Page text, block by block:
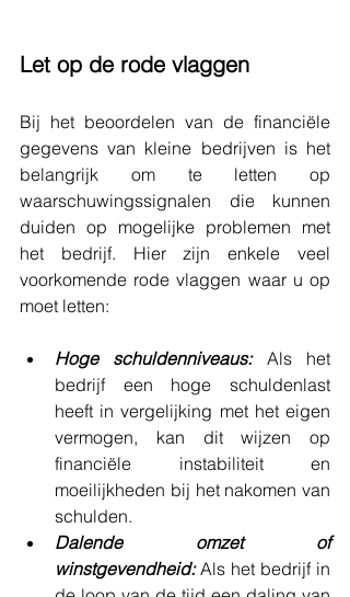
Let op de rode vlaggen
Bij het beoordelen van de financiële
gegevens van kleine bedrijven is het
belangrijk om te letten op
waarschuwingssignalen die kunnen
duiden op mogelijke problemen met
het bedrijf. Hier zijn enkele veel
voorkomende rode vlaggen waar u op
moet letten:
Hoge schuldenniveaus: Als het
bedrijf een hoge schuldenlast
heeft in vergelijking met het eigen
vermogen, kan dit wijzen op
financiële instabiliteit en
moeilijkheden bij het nakomen van
schulden.
Dalende omzet of
winstgevendheid: Als het bedrijf in